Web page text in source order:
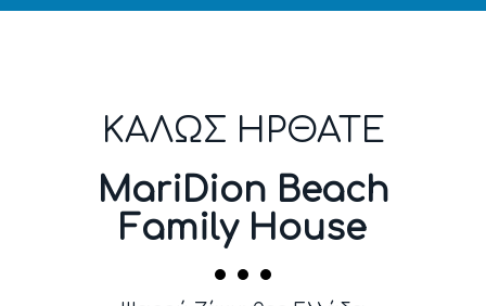
ΚΑΛΩΣ ΗΡΘΑΤΕ
MariDion Beach
Family House